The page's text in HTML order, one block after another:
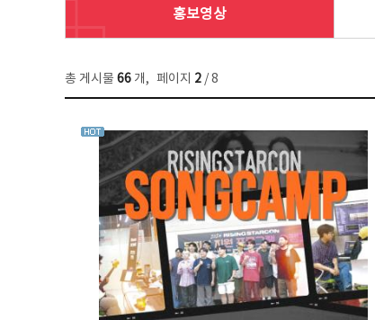
홍보영상
총 게시물 66 개, 페이지 2 / 8